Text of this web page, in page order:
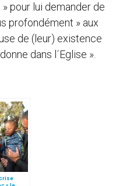
pour lui demander de
profondément » aux
de (leur) existence
dans l´Eglise ».